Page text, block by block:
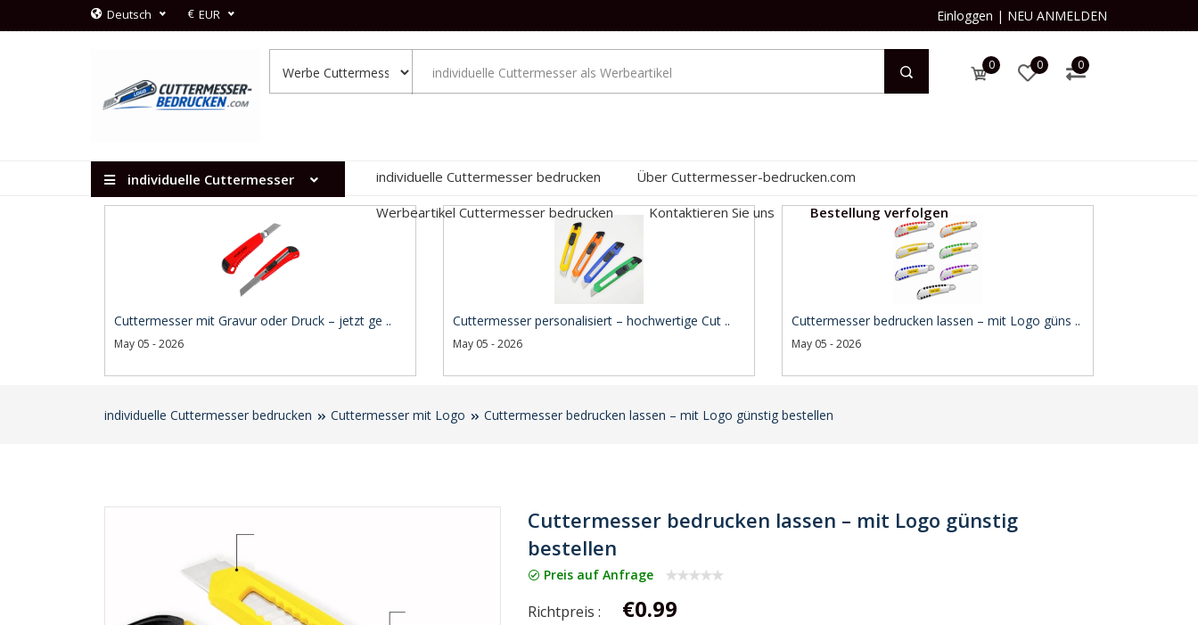
Deutsch € EUR Einloggen | NEU ANMELDEN
0 0 0
individuelle Cuttermesser individuelle Cuttermesser bedrucken
Über Cuttermesser-bedrucken.com
Werbeartikel Cuttermesser bedrucken
Kontaktieren Sie uns Bestellung verfolgen
Cuttermesser mit Gravur oder Druck – jetzt ge ..
May 05 - 2026
Cuttermesser personalisiert – hochwertige Cut ..
May 05 - 2026
Cuttermesser bedrucken lassen – mit Logo güns ..
May 05 - 2026
individuelle Cuttermesser bedrucken Cuttermesser mit Logo Cuttermesser bedrucken lassen – mit Logo günstig bestellen
Cuttermesser bedrucken lassen – mit Logo günstig
bestellen
Preis auf Anfrage
Richtpreis : €0.99